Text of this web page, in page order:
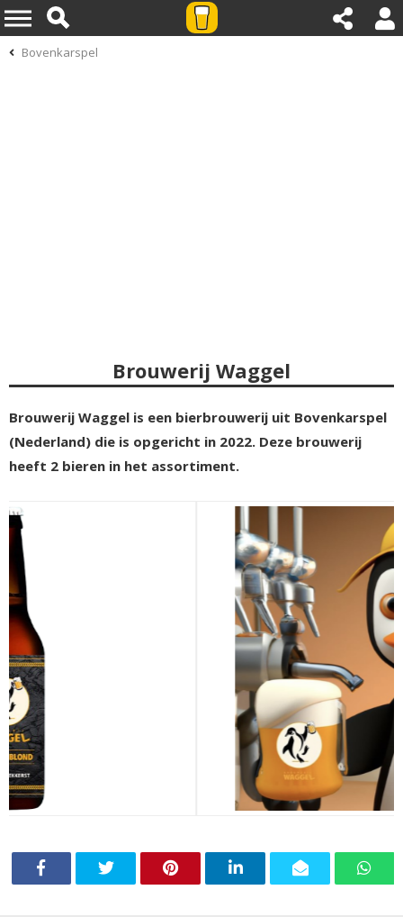
Bovenkarspel
Brouwerij Waggel
Brouwerij Waggel is een bierbrouwerij uit Bovenkarspel
(Nederland) die is opgericht in 2022. Deze brouwerij
heeft 2 bieren in het assortiment.